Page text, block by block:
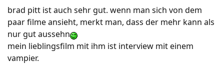
brad pitt ist auch sehr gut. wenn man sich von dem
paar filme ansieht, merkt man, dass der mehr kann als
nur gut aussehn
mein lieblingsfilm mit ihm ist interview mit einem
vampier.